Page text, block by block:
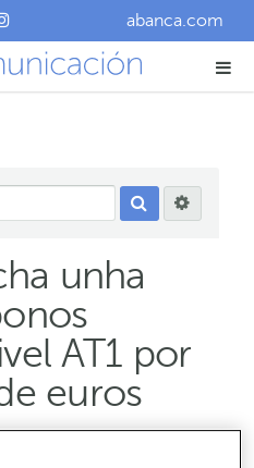
abanca.com
unha
AT1 por
euros